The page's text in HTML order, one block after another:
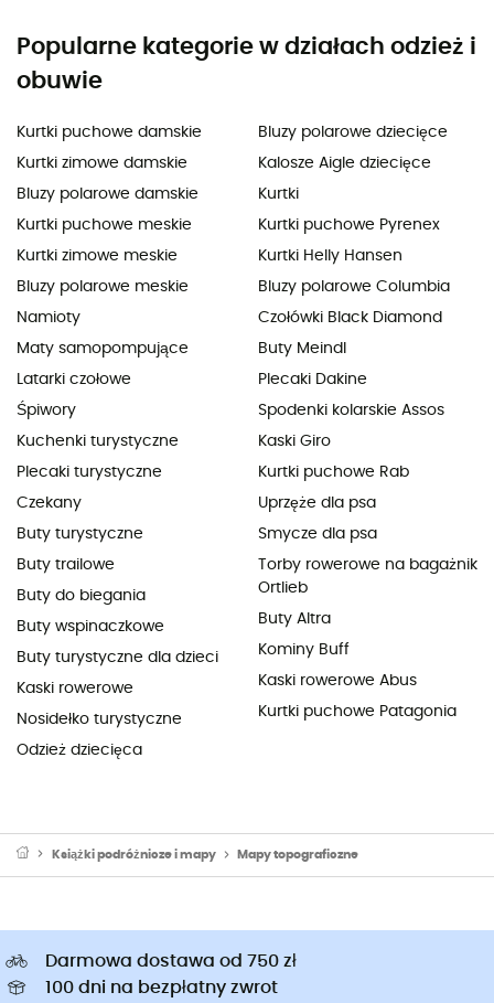
Popularne kategorie w działach odzież i
obuwie
Kurtki puchowe damskie
Kurtki zimowe damskie
Bluzy polarowe damskie
Kurtki puchowe meskie
Kurtki zimowe meskie
Bluzy polarowe meskie
Namioty
Maty samopompujące
Latarki czołowe
Śpiwory
Kuchenki turystyczne
Plecaki turystyczne
Czekany
Buty turystyczne
Buty trailowe
Buty do biegania
Buty wspinaczkowe
Buty turystyczne dla dzieci
Kaski rowerowe
Nosidełko turystyczne
Odzież dziecięca
Bluzy polarowe dziecięce
Kalosze Aigle dziecięce
Kurtki
Kurtki puchowe Pyrenex
Kurtki Helly Hansen
Bluzy polarowe Columbia
Czołówki Black Diamond
Buty Meindl
Plecaki Dakine
Spodenki kolarskie Assos
Kaski Giro
Kurtki puchowe Rab
Uprzęże dla psa
Smycze dla psa
Torby rowerowe na bagażnik
Ortlieb
Buty Altra
Kominy Buff
Kaski rowerowe Abus
Kurtki puchowe Patagonia
Książki podróżnicze i mapy Mapy topograficzne
Darmowa dostawa od 750 zł
100 dni na bezpłatny zwrot